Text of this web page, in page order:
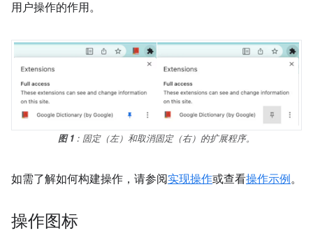
用户操作的作用。
图 1：固定（左）和取消固定（右）的扩展程序。
如需了解如何构建操作，请参阅实现操作或查看操作示例。
操作图标